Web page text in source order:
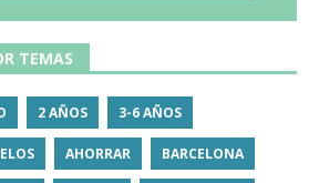
TEMAS
2 AÑOS 3-6 AÑOS
AHORRAR BARCELONA